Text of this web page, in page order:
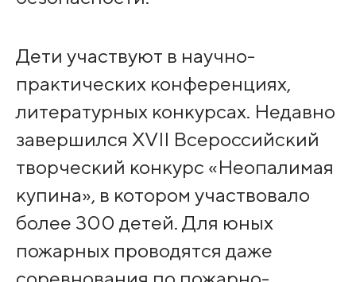
Дети участвуют в научно-
практических конференциях,
литературных конкурсах. Недавно
завершился XVII Всероссийский
творческий конкурс «Неопалимая
купина», в котором участвовало
более 300 детей. Для юных
пожарных проводятся даже